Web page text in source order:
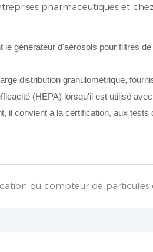
pharmaceutiques et
distribution granulométrique,
(HEPA) lorsqu'il est utilisé
il convient à la certification, aux tests